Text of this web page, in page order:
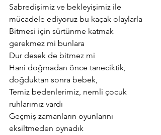
Sabredişimiz ve bekleyişimiz ile
mücadele ediyoruz bu kaçak olaylarla
Bitmesi için sürtünme katmak
gerekmez mi bunlara
Dur desek de bitmez mi
Hani doğmadan önce taneciktik,
doğduktan sonra bebek,
Temiz bedenlerimiz, nemli çocuk
ruhlarımız vardı
Geçmiş zamanların oyunlarını
eksiltmeden oynadık